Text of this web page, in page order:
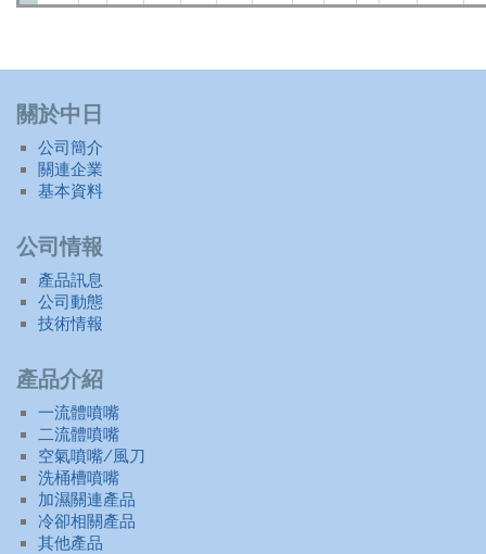
關於中日
公司簡介
關連企業
基本資料
公司情報
產品訊息
公司動態
技術情報
產品介紹
一流體噴嘴
二流體噴嘴
空氣噴嘴/風刀
洗桶槽噴嘴
加濕關連產品
冷卻相關產品
其他產品